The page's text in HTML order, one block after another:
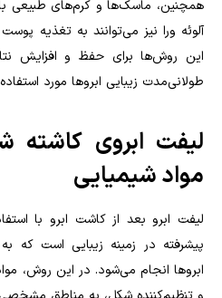
همچنین، ماسک‌ها و کرم‌های طبیعی
آلوئه ورا نیز می‌توانند به تغذیه
این روش‌ها برای حفظ و افزایش
طولانی‌مدت زیبایی ابروها مورد
لیفت ابروی کاشته
مواد شیمیایی
لیفت ابرو بعد از کاشت ابرو با
پیشرفته در زمینه زیبایی است که
ابروها انجام می‌شود. در این روش،